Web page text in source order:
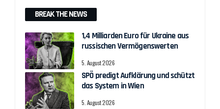
BREAK THE NEWS
1,4 Milliarden Euro für Ukraine aus
russischen Vermögenswerten
5. August 2026
SPÖ predigt Aufklärung und schützt
das System in Wien
5. August 2026